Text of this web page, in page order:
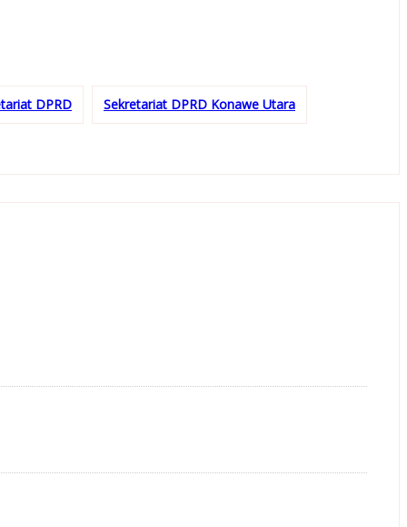
DPRD Sekretariat DPRD Konawe Utara